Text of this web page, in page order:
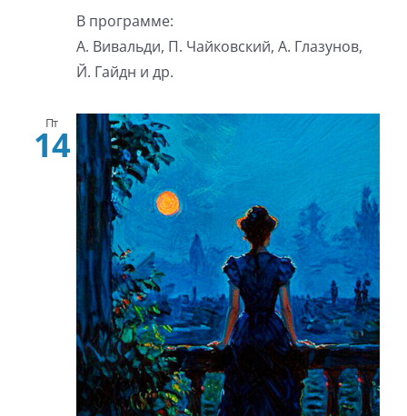
В программе:
А. Вивальди, П. Чайковский, А. Глазунов,
Й. Гайдн и др.
Пт
14